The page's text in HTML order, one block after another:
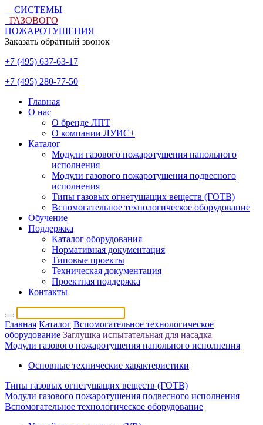
СИСТЕМЫ
ГАЗОВОГО
ПОЖАРОТУШЕНИЯ
Заказать обратный звонок
+7 (495) 637-63-17
+7 (495) 280-77-50
Главная
О нас
О бренде ЛПТ
О компании ЛУИС+
Каталог
Модули газового пожаротушения напольного
исполнения
Модули газового пожаротушения подвесного
исполнения
Типы газовых огнетушащих веществ (ГОТВ)
Вспомогательное технологическое оборудование
Обучение
Поддержка
Каталог оборудования
Нормативная документация
Типовые проекты
Техническая документация
Проектная поддержка
Контакты
Главная Каталог Вспомогательное технологическое
оборудование Заглушка испытательная для насадка
Модули газового пожаротушения напольного исполнения
Основные технические характеристики
Типы газовых огнетушащих веществ (ГОТВ)
Модули газового пожаротушения подвесного исполнения
Вспомогательное технологическое оборудование